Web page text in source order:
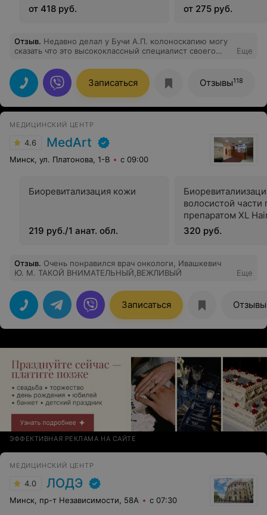
от 418 руб.
от 275 руб.
Отзыв. Недавно делал у Бучи А.П. колоноскапию могу
сказать что это высококлассный специалист своего
Аккуратность проведения процедуры Хочу выразить
большую благодарность Буче А.П. вы специалист с
большой буквы. Огромное спасибо!
Еще
Записаться Отзывы118
МЕДИЦИНСКИЙ ЦЕНТР
4.6 MedArt
Минск, ул. Платонова, 1-В с 09:00
Биоревитализация кожи
219 руб./1 анат. обл.
волосистой части
препаратом XL
320 руб.
Отзыв. Очень понравился врач онкологи, Ивашкевич
Ю. М. ТАКОЙ ВНИМАТЕЛЬНЫЙ,ВЕЖЛИВЫЙ
Еще
Записаться Отзывы
ЭФФЕКТИВНАЯ РЕКЛАМА НА САЙТЕ
МЕДИЦИНСКИЙ ЦЕНТР
4.0 ЛОДЭ
Минск, пр-т Независимости, 58А с 07:30